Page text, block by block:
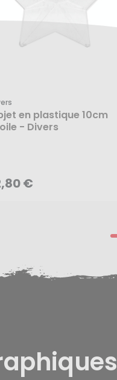
en plastique 10cm
- Divers
€
AJOUTER AU PANIER